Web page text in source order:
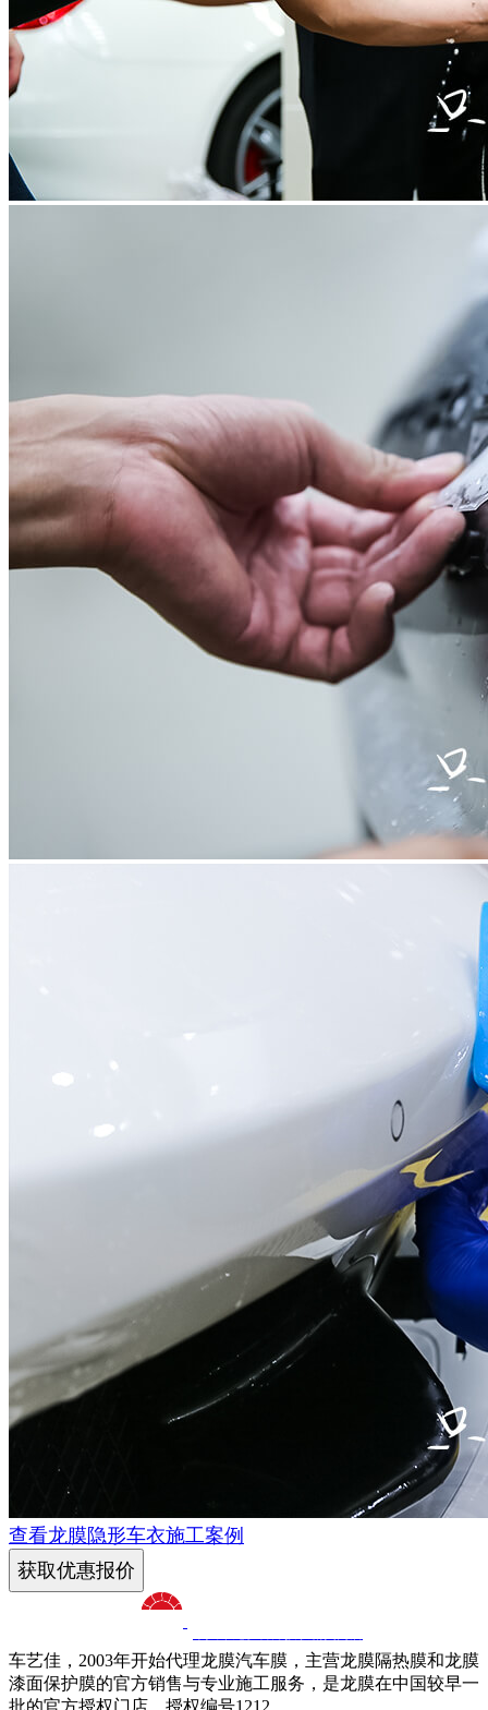
查看龙膜隐形车衣施工案例
获取优惠报价
车艺佳，2003年开始代理龙膜汽车膜，主营龙膜隔热膜和龙膜
漆面保护膜的官方销售与专业施工服务，是龙膜在中国较早一
批的官方授权门店，授权编号1212。